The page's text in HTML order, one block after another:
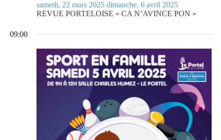
REVUE PORTELOISE « CA N’AVINCE PON »
samedi, 22 mars 2025 dimanche, 6 avril 2025
09:00